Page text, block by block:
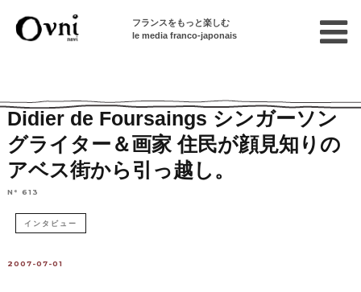
フランスをもっと楽しむ
le media franco-japonais
Didier de Foursaings シンガーソン
グライター＆画家 住民が顔見知りの
アベス街から引っ越し。
N° 613
インタビュー
2007-07-01